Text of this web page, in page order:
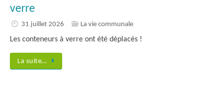
verre
31 juillet 2026 La vie communale
Les conteneurs à verre ont été déplacés !
La suite…